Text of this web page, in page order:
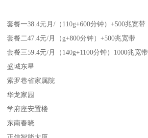
套餐一38.4元月/（110g+600分钟）+500兆宽带
套餐二47.4元/月（g+800分钟）+500兆宽带
套餐三59.4元/月（140g+1100分钟）1000兆宽带
盛城东星
索罗巷省家属院
华龙家园
学府座安置楼
东南春晓